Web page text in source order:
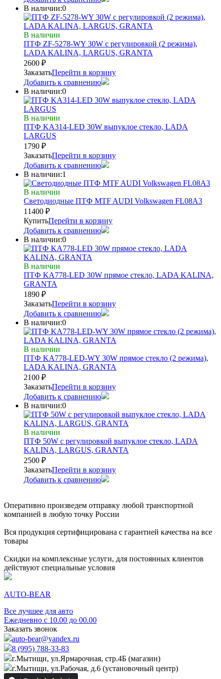
В наличии:0
В наличии
ПТФ ZF-5278-WY 30W с регулировкой (2 режима),
LADA KALINA, LARGUS, GRANTA
2600 ₽
ЗаказатьПерейти в корзину
Добавить к сравнению
В наличии:0
В наличии
ПТФ KA314-LED 30W выпуклое стекло, LADA
LARGUS
1790 ₽
ЗаказатьПерейти в корзину
Добавить к сравнению
В наличии:1
В наличии
Светодиодные ПТФ MTF AUDI Volkswagen FL08A3
11400 ₽
КупитьПерейти в корзину
Добавить к сравнению
В наличии:0
В наличии
ПТФ KA778-LED 30W прямое стекло, LADA KALINA,
GRANTA
1890 ₽
ЗаказатьПерейти в корзину
Добавить к сравнению
В наличии:0
В наличии
ПТФ KA778-LED-WY 30W прямое стекло (2 режима),
LADA KALINA, GRANTA
2100 ₽
ЗаказатьПерейти в корзину
Добавить к сравнению
В наличии:0
В наличии
ПТФ 50W с регулировкой выпуклое стекло, LADA
KALINA, LARGUS, GRANTA
2500 ₽
ЗаказатьПерейти в корзину
Добавить к сравнению
Оперативно произведем отправку любой транспортной
компанией в любую точку России
Вся продукция сертифицирована с гарантией качества на все
товары
Скидки на комплексные услуги, для постоянных клиентов
действуют специальные условия
AUTO-BEAR
Все лучшее для авто
Ежедневно с 10.00 до 00.00
Заказать звонок
auto-bear@yandex.ru
8 (995) 788-33-83
г.Мытищи, ул.Ярмарочная, стр.4Б (магазин)
г.Мытищи, ул.Рабочая, д.6 (установочный центр)